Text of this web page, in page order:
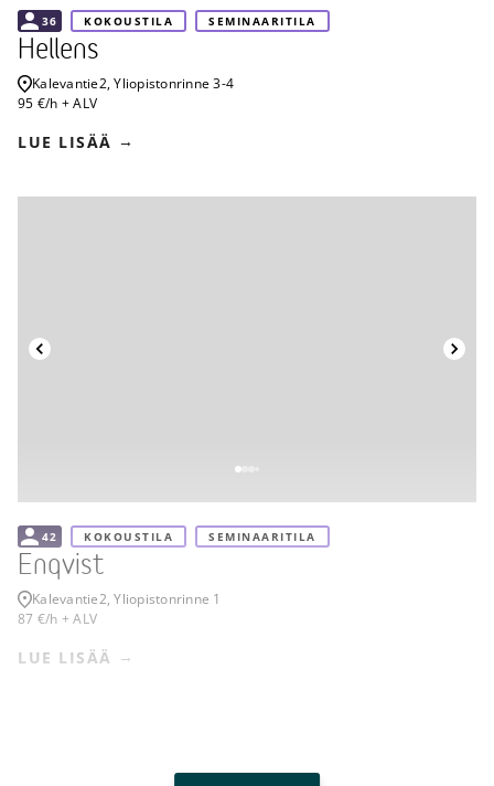
36 KOKOUSTILA SEMINAARITILA
Hellens
Kalevantie2, Yliopistonrinne 3-4
95 €/h + ALV
LUE LISÄÄ
42 KOKOUSTILA SEMINAARITILA
Enqvist
Kalevantie2, Yliopistonrinne 1
87 €/h + ALV
LUE LISÄÄ